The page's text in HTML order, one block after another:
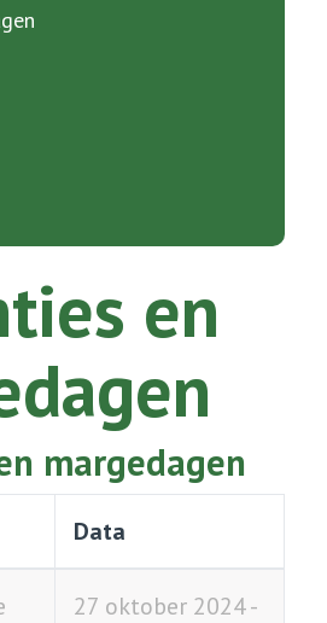
en
margedagen
Data
27 oktober 2024 -